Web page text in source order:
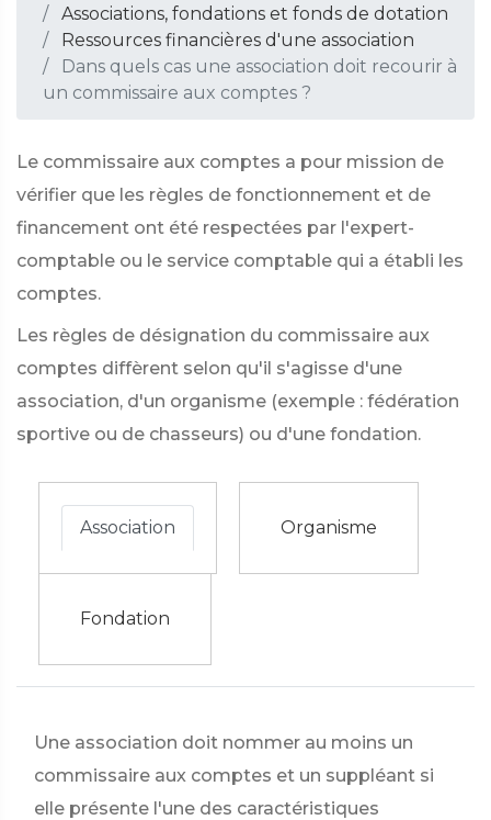
Associations, fondations et fonds de dotation
Ressources financières d'une association
Dans quels cas une association doit recourir à
un commissaire aux comptes ?
Le commissaire aux comptes a pour mission de
vérifier que les règles de fonctionnement et de
financement ont été respectées par l'expert-
comptable ou le service comptable qui a établi les
comptes.
Les règles de désignation du commissaire aux
comptes diffèrent selon qu'il s'agisse d'une
association, d'un organisme (exemple : fédération
sportive ou de chasseurs) ou d'une fondation.
Association Organisme
Fondation
Une association doit nommer au moins un
commissaire aux comptes et un suppléant si
elle présente l'une des caractéristiques